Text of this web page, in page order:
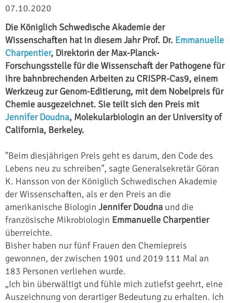
07.10.2020
Die Königlich Schwedische Akademie der
Wissenschaften hat in diesem Jahr Prof. Dr. Emmanuelle
Charpentier, Direktorin der Max-Planck-
Forschungsstelle für die Wissenschaft der Pathogene für
ihre bahnbrechenden Arbeiten zu CRISPR-Cas9, einem
Werkzeug zur Genom-Editierung, mit dem Nobelpreis für
Chemie ausgezeichnet. Sie teilt sich den Preis mit
Jennifer Doudna, Molekularbiologin an der University of
California, Berkeley.
"Beim diesjährigen Preis geht es darum, den Code des
Lebens neu zu schreiben", sagte Generalsekretär Göran
K. Hansson von der Königlich Schwedischen Akademie
der Wissenschaften, als er den Preis an die
amerikanische Biologin Jennifer Doudna und die
französische Mikrobiologin Emmanuelle Charpentier
überreichte.
Bisher haben nur fünf Frauen den Chemiepreis
gewonnen, der zwischen 1901 und 2019 111 Mal an
183 Personen verliehen wurde.
„Ich bin überwältigt und fühle mich zutiefst geehrt, eine
Auszeichnung von derartiger Bedeutung zu erhalten. Ich